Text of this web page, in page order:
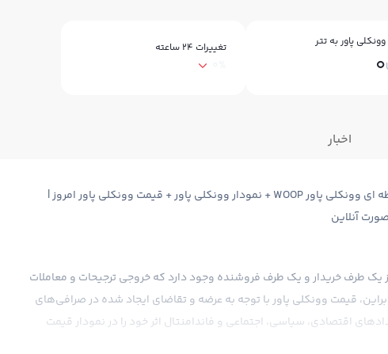
پاور به تتر
0
تغییرات ۲۴ ساعته
اخبار
قیمت وونکلی پاور Woonkly Power + قیمت لحظه ای وونکلی پاور WOOP + نمودار وونکلی پاور + قیمت وونکلی پاور امروز |
آنلاین
نیز یک طرف خریدار و یک طرف فروشنده وجود دارد که خروجی ترجیحات و معاملات
قیمت وونکلی پاور با توجه به عرضه و تقاضای ایجاد شده در صرافی‌های
اقتصادی، سیاسی، اجتماعی و فاندامنتال اثر خود را در نمودار قیمت